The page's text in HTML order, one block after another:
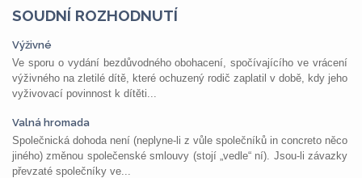
SOUDNÍ ROZHODNUTÍ
Výživné
Ve sporu o vydání bezdůvodného obohacení, spočívajícího ve vrácení
výživného na zletilé dítě, které ochuzený rodič zaplatil v době, kdy jeho
vyživovací povinnost k dítěti...
Valná hromada
Společnická dohoda není (neplyne-li z vůle společníků in concreto něco
jiného) změnou společenské smlouvy (stojí „vedle“ ní). Jsou-li závazky
převzaté společníky ve...